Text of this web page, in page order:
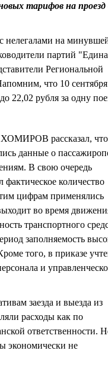
тарифов на проезд
нелегалами на
партий
Региональной
что 10
22,02 рубля за одну
рассказал, что
данные о
В свою очередь
количество
цифрам применялись
во время
транспортного
заполняемость
того, в приказе
и
заезда и выезда из
расходы как по
ответственности.
экономически не